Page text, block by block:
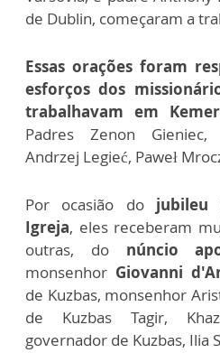
de Dublin, começaram a
Essas orações foram
esforços dos
trabalhavam em
Padres Zenon Gieniec,
Andrzej Legieć, Paweł
Por ocasião do jubileu
Igreja, eles receberam
outras, do núncio
monsenhor Giovanni
de Kuzbas, monsenhor
de Kuzbas Tagir,
governador de Kuzbas, Ilia